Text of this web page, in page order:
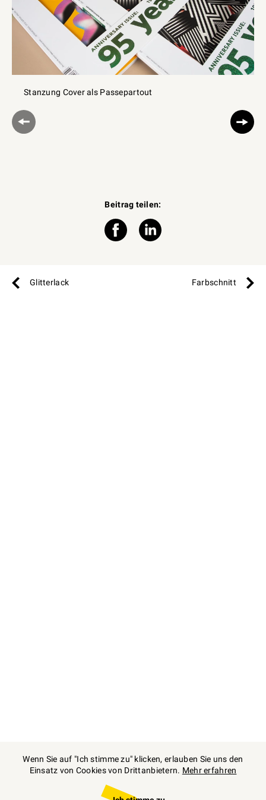
Stanzung Cover als Passepartout
Beitrag teilen:
Glitterlack Farbschnitt
Wenn Sie auf "Ich stimme zu" klicken, erlauben Sie uns den
Einsatz von Cookies von Drittanbietern. Mehr erfahren